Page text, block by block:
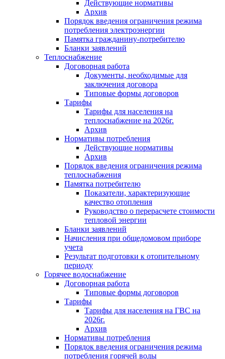
Действующие нормативы
Архив
Порядок введения ограничения режима
потребления электроэнергии
Памятка гражданину-потребителю
Бланки заявлений
Теплоснабжение
Договорная работа
Документы, необходимые для
заключения договора
Типовые формы договоров
Тарифы
Тарифы для населения на
теплоснабжение на 2026г.
Архив
Нормативы потребления
Действующие нормативы
Архив
Порядок введения ограничения режима
теплоснабжения
Памятка потребителю
Показатели, характеризующие
качество отопления
Руководство о перерасчете стоимости
тепловой энергии
Бланки заявлений
Начисления при общедомовом приборе
учета
Результат подготовки к отопительному
периоду
Горячее водоснабжение
Договорная работа
Типовые формы договоров
Тарифы
Тарифы для населения на ГВС на
2026г.
Архив
Нормативы потребления
Порядок введения ограничения режима
потребления горячей воды